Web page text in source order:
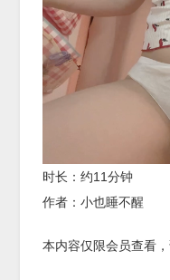
时长：约11分钟
作者：小也睡不醒
本内容仅限会员查看，